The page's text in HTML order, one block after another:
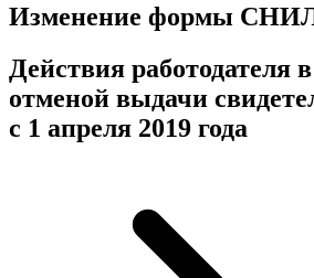
Изменение формы
Действия работодателя
отменой выдачи
с 1 апреля 2019 года